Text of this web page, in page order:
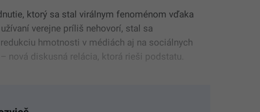
ktorý sa stal virálnym fenoménom vďaka
verejne príliš nehovorí, stal sa
hmotnosti v médiách aj na sociálnych
nová diskusná relácia, ktorá rieši podstatu.